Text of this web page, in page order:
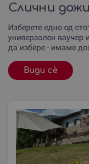
Слични
Изберете едно од
универзален ваучер
да избере - имаме
Види сè